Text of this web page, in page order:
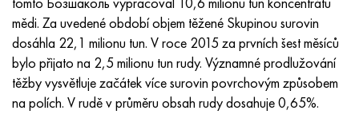
mědi. Za uvedené období objem těžené Skupinou surovin
dosáhla 22,1 milionu tun. V roce 2015 za prvních šest měsíců
bylo přijato na 2,5 milionu tun rudy. Významné prodlužování
těžby vysvětluje začátek více surovin povrchovým způsobem
na polích. V rudě v průměru obsah rudy dosahuje 0,65%.
Inotherm
incotest
Jette M152
47ND
47НХР
49 KF
HN62VMYUT
HN62MVKYU
HN63 MB
VT-35
PT-1M
PT-3V
1.4466 - AISI 310MoLn
Slitina Al6xn
15-7Ph® - 1,4532
10X17H13M3T
10X18N18Yu4D
11X11N2V2MF
2,0872, CuNi10Fe1Mn, Cw352h
Silikonový hliníkový bronz
CW301G, C64200
Červená mosaz
C84400, CuSn2ZnPb
C83600, CuSn5ZnPb
45G2, 45g2, AISI 1144
Legovaná konstrukční ocel
10g2, 10g2, AISI 1513
Р6М5, 1.3343, hs6-5-2, sw7m
Р6М5К5, 1,3243, hs6-5-2-5
R6M5F3, 1,3344, hs6-5-3